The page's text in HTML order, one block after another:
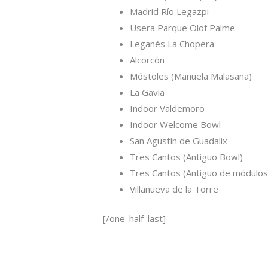
Madrid Río Legazpi
Usera Parque Olof Palme
Leganés La Chopera
Alcorcón
Móstoles (Manuela Malasaña)
La Gavia
Indoor Valdemoro
Indoor Welcome Bowl
San Agustín de Guadalix
Tres Cantos (Antiguo Bowl)
Tres Cantos (Antiguo de
Villanueva de la Torre
[/one_half_last]